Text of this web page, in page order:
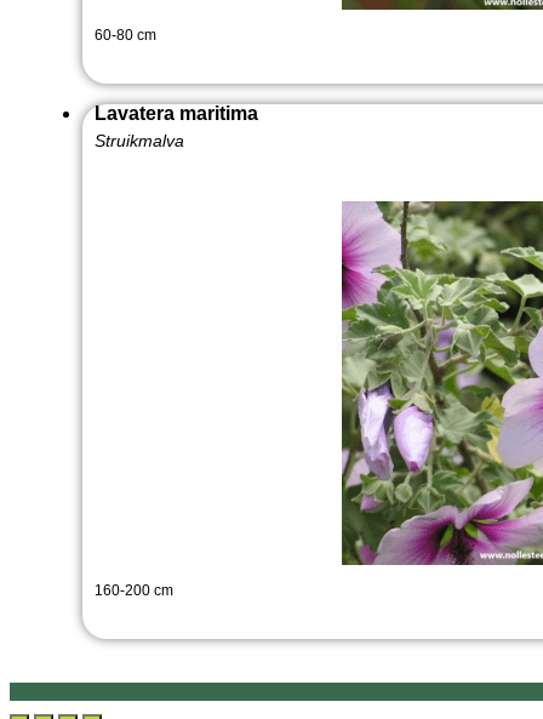
60-80 cm
Lavatera maritima
Struikmalva
160-200 cm